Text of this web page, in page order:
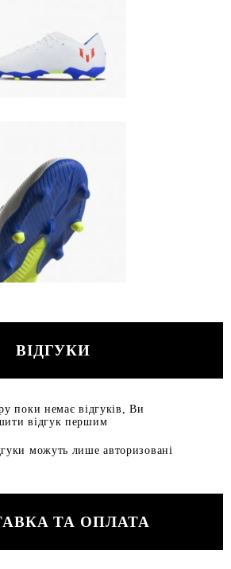
ВІДГУКИ
поки немає відгуків, Ви
відгук першим
можуть лише авторизовані
ТА ОПЛАТА